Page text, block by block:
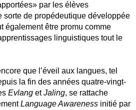
par les élèves
sorte de propédeutique développée
également être promu comme
linguistiques tout le
que l’éveil aux langues, tel
la fin des années quatre-vingt-
Evlang etJaling, se rattache
Language Awareness initié par